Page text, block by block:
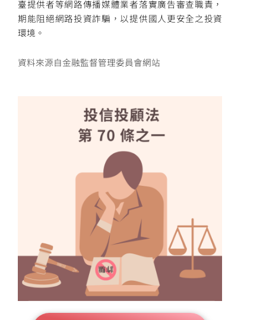
臺提供者等網路傳播媒體業者落實廣告審查職責，
期能阻絕網路投資詐騙，以提供國人更安全之投資
環境。
資料來源自金融監督管理委員會網站